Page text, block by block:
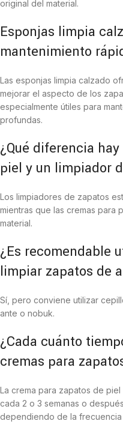
original del material.
Esponjas limpia
mantenimiento
Las esponjas limpia calzado
mejorar el aspecto de los
especialmente útiles para
profundas.
¿Qué diferencia
piel y un limpiador
Los limpiadores de zapatos
mientras que las cremas para
material.
¿Es recomendable
limpiar zapatos de
Sí, pero conviene utilizar
ante o nobuk.
¿Cada cuánto
cremas para
La crema para zapatos de
cada 2 o 3 semanas o
dependiendo de la